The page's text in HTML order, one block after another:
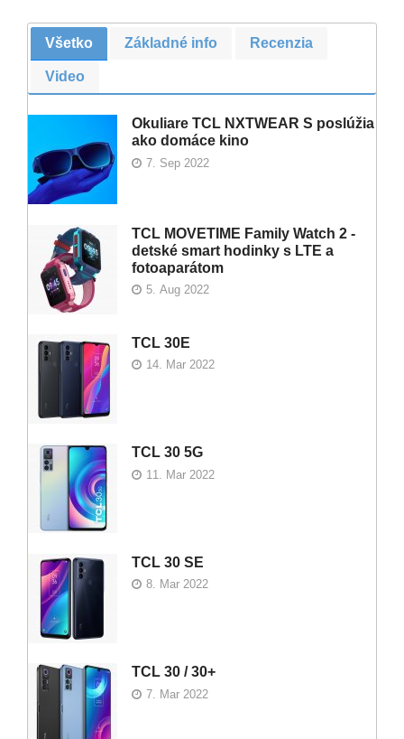
Všetko Základné info Recenzia
Video
Okuliare TCL NXTWEAR S poslúžia
ako domáce kino
7. Sep 2022
TCL MOVETIME Family Watch 2 -
detské smart hodinky s LTE a
fotoaparátom
5. Aug 2022
TCL 30E
14. Mar 2022
TCL 30 5G
11. Mar 2022
TCL 30 SE
8. Mar 2022
TCL 30 / 30+
7. Mar 2022